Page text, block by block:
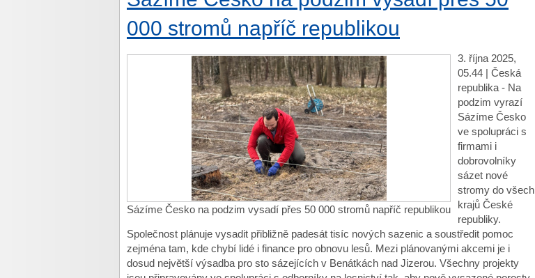
000 stromů napříč republikou
Sázíme Česko na podzim vysadí přes 50 000 stromů napříč republikou
3. října 2025,
05.44 | Česká
republika - Na
podzim vyrazí
Sázíme Česko
ve spolupráci s
firmami i
dobrovolníky
sázet nové
stromy do všech
krajů České
republiky.
Společnost plánuje vysadit přibližně padesát tisíc nových sazenic a soustředit pomoc
zejména tam, kde chybí lidé i finance pro obnovu lesů. Mezi plánovanými akcemi je i
dosud největší výsadba pro sto sázejících v Benátkách nad Jizerou. Všechny projekty